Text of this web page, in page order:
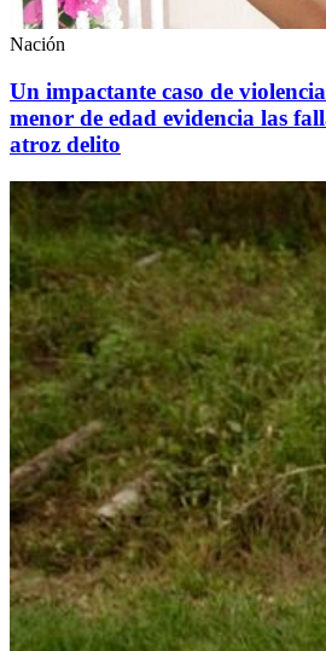
Nación
Un impactante caso de
menor de edad evidencia las
atroz delito